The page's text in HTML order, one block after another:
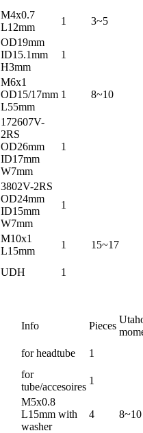
M4x0.7
L12mm
1 3~5
OD19mm
ID15.1mm
H3mm
1
M6x1
OD15/17mm
L55mm
1 8~10
172607V-
2RS
OD26mm
ID17mm
W7mm
1
3802V-2RS
OD24mm
ID15mm
W7mm
1
M10x1
L15mm
1 15~17
UDH
1
Info Pieces
for headtube 1
for
tube/accesoires
1
M5x0.8
L15mm with
washer
4 8~10